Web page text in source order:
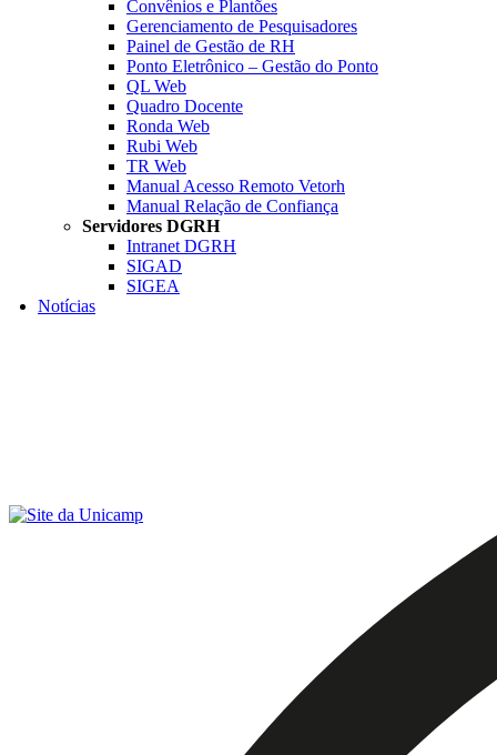
Convênios e Plantões
Gerenciamento de Pesquisadores
Painel de Gestão de RH
Ponto Eletrônico – Gestão do Ponto
QL Web
Quadro Docente
Ronda Web
Rubi Web
TR Web
Manual Acesso Remoto Vetorh
Manual Relação de Confiança
Servidores DGRH
Intranet DGRH
SIGAD
SIGEA
Notícias